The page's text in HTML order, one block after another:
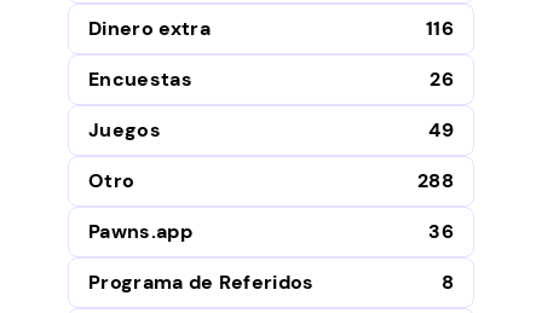
Dinero extra
116
Encuestas
26
Juegos
49
Otro
288
Pawns.app
36
Programa de Referidos
8